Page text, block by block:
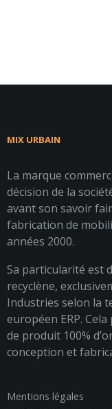
MIX URBAIN
La marque
décision de la
avant son savoir
fabrication de
années 2000.
Sa particularité est
recyclène,
Industries selon la
européen ERP.
de produit 100%
conception et
Mentions légales